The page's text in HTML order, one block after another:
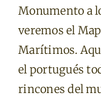
Monumento a
veremos el
Marítimos.
el portugués
rincones del